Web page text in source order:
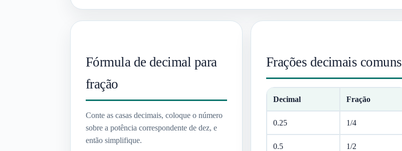
Fórmula de decimal para
fração
Conte as casas decimais, coloque o número
sobre a potência correspondente de dez, e
então simplifique.
Frações decimais comuns
Decimal Fração
0.25 1/4
0.5 1/2